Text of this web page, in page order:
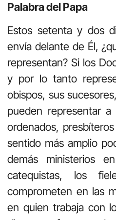
Palabra del Papa
Estos setenta y dos
envía delante de Él,
representan? Si los
y por lo tanto
obispos, sus
pueden representar
ordenados,
sentido más amplio
demás ministerios
catequistas, los
comprometen en las
en quien trabaja con